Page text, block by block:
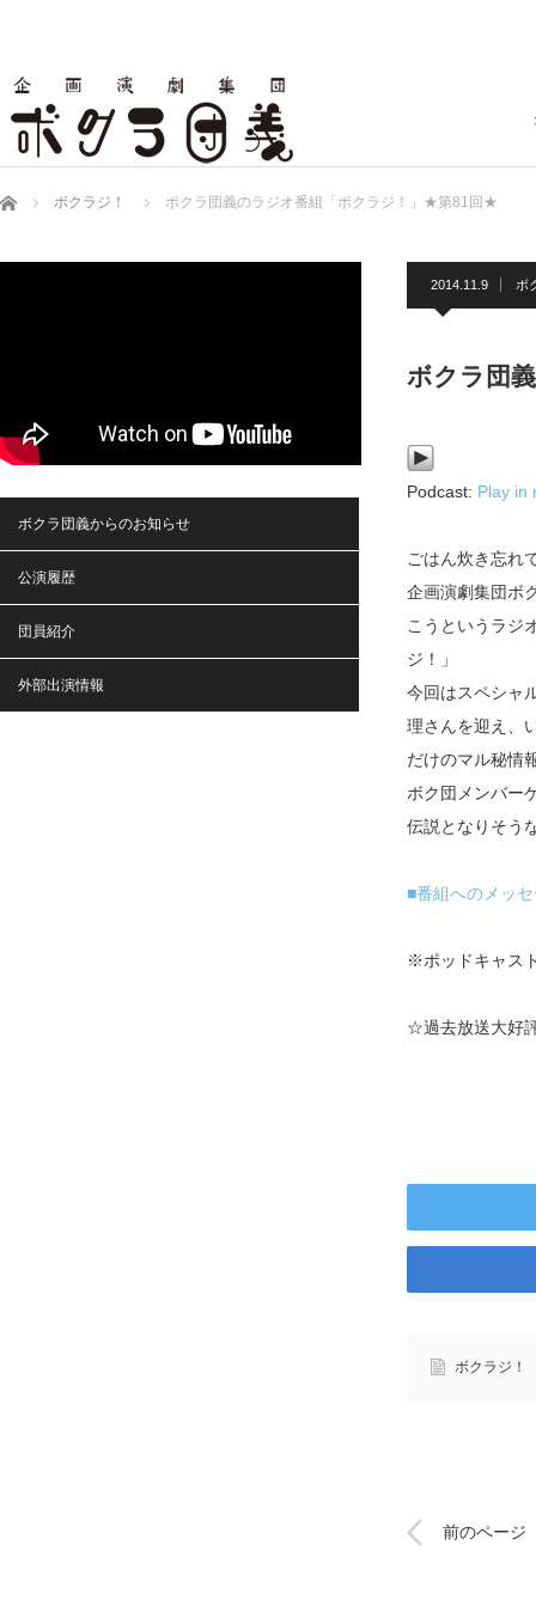
ホーム ボクラジ！ ボクラ団義のラジオ番組「ボクラジ！」★第81回★
2014.11.9 ボ
ボクラ団
Podcast: Play in
ごはん炊き忘れ
企画演劇集団ボ
こうというラジ
ジ！」
今回はスペシャ
理さんを迎え、
だけのマル秘情
ボク団メンバー
伝説となりそう
■番組へのメッ
※ポッドキャス
☆過去放送大好
ボクラジ！
前のページ
ボクラ団義からのお知らせ
公演履歴
団員紹介
外部出演情報